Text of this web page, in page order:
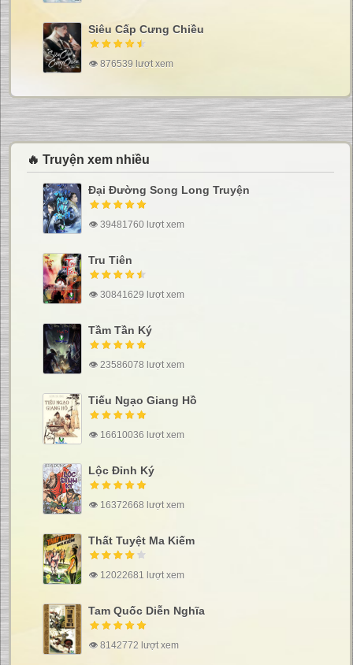
Siêu Cấp Cưng Chiều
👁 876539 lượt xem
🔥 Truyện xem nhiều
Đại Đường Song Long Truyện
👁 39481760 lượt xem
Tru Tiên
👁 30841629 lượt xem
Tầm Tần Ký
👁 23586078 lượt xem
Tiếu Ngạo Giang Hồ
👁 16610036 lượt xem
Lộc Đỉnh Ký
👁 16372668 lượt xem
Thất Tuyệt Ma Kiếm
👁 12022681 lượt xem
Tam Quốc Diễn Nghĩa
👁 8142772 lượt xem